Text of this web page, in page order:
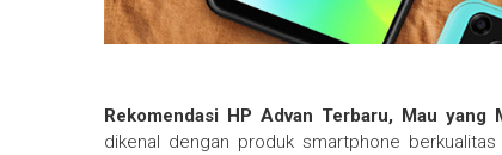
Rekomendasi HP Advan Terbaru, Mau yang
dikenal dengan produk smartphone